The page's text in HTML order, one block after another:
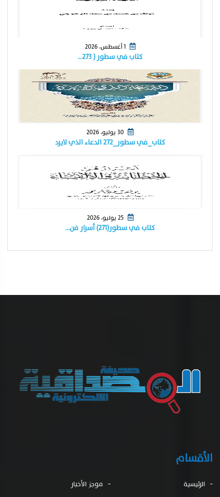
1 أغسطس، 2026
كتاب في سطور ( ٢٧٣…
كتاب_في سطور_٢٧٢ الدعاء الذي لايرد
كتاب في سطور(٢٧١) أسرار فن…
الأقسام
الرئيسية موجز الأخبار